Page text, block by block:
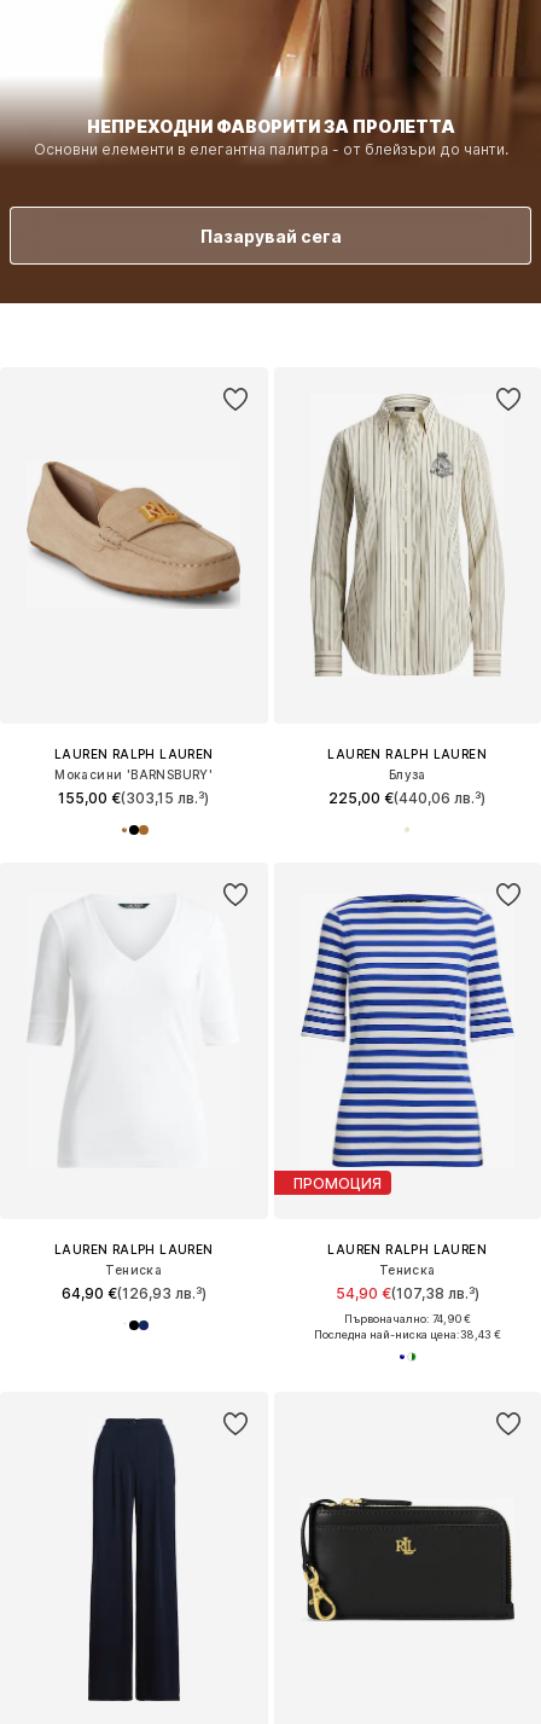
LAUREN RALPH LAUREN
Мокасини 'BARNSBURY'
155,00 €(303,15 лв.³)
LAUREN RALPH LAUREN
Блуза
225,00 €(440,06 лв.³)
НЕПРЕХОДНИ ФАВОРИТИ ЗА ПРОЛЕТТА
Основни елементи в елегантна палитра - от блейзъри до чанти.
Пазарувай сега
LAUREN RALPH LAUREN
Тениска
64,90 €(126,93 лв.³)
ПРОМОЦИЯ
LAUREN RALPH LAUREN
Тениска
54,90 €(107,38 лв.³)
Първоначално: 74,90 €
Последна най-ниска цена:38,43 €